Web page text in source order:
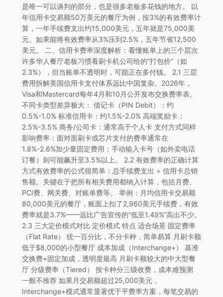
是唯一可以谈判的部分，也是很多老板多花钱的地方。 以
年信用卡交易额50万美元的餐厅为例，按3%的有效费率计
算，一年手续费支出约15,000美元，五年就是75,000美
元。如果能将有效费率从3%压到2.5%，五年节省12,500
美元。 二、信用卡费率深度解析：看懂账单上的三个层次
许多华人餐厅老板习惯看刷卡机公司给的“打包价”（如
2.3%），但当账单不透明时，可能正在多付钱。 2.1 三层
费用拆解美国信用卡支付体系远比中国复杂。2026年，
Visa和Mastercard每年4月和10月公开发布交换费率表。
不同卡类型差异极大： 借记卡（PIN Debit）：约
0.5%-1.0% 标准信用卡：约1.5%-2.0% 高端奖励卡：
2.5%-3.5% 商务/公司卡：通常高于个人卡 支付方式同样
影响费率：面对面刷卡或芯片支付的费率通常在
1.8%-2.6%加少量固定费用；手动输入卡号（如外卖电话
订餐）则可能飙升至3.5%以上。 2.2 有效费率的正确计算
方式有效费率的公式很简单：总手续费支出 ÷ 信用卡总销
售额。关键在于把所有相关费用都纳入计算，包括月费、
PCI费、网关费、对账单费等。 举例：月均信用卡交易额
80,000美元的餐厅，账面上扣了2,960美元手续费，有效
费率就是3.7%——远比广告宣传的“低至1.49%”高出不少。
2.3 三大定价模式对比 定价模式 特点 适合场景 固定费率
（Flat Rate） 统一百分比，不分卡种，简单易算 月刷卡额
低于$8,000的小型餐厅 成本加成（Interchange+） 基准
交换费+固定加成，透明度最高 月刷卡额较大的中大型餐
厅 分级费率（Tiered） 按卡种分三级收费，成本难预测
一般不推荐 如果月交易额超过25,000美元，
Interchange+模式通常显著优于平费率方案，每笔交易的